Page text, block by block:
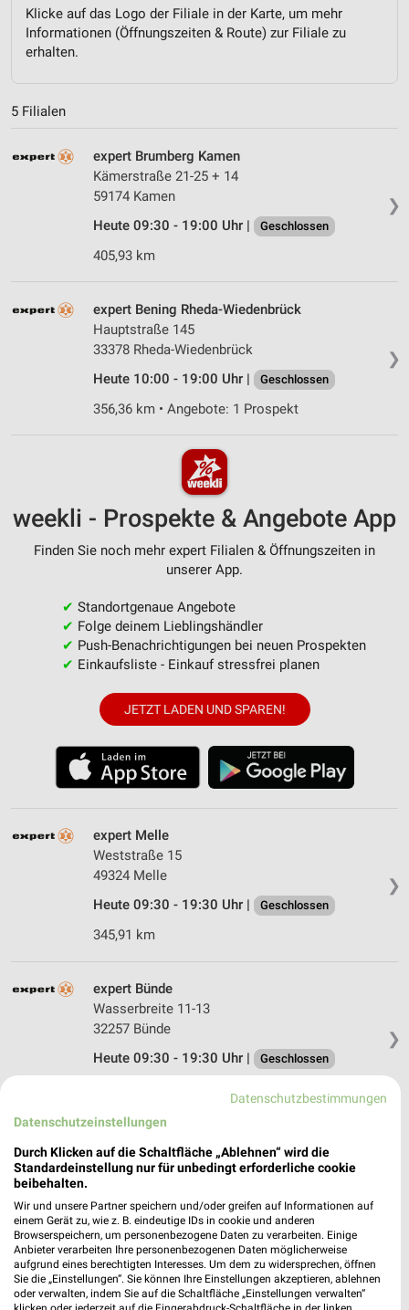
Klicke auf das Logo der Filiale in der Karte, um mehr
Informationen (Öffnungszeiten & Route) zur Filiale zu
erhalten.
5 Filialen
❯
expert Brumberg Kamen
Kämerstraße 21-25 + 14
59174 Kamen
Heute 09:30 - 19:00 Uhr |
Geschlossen
405,93 km
❯
expert Bening Rheda-Wiedenbrück
Hauptstraße 145
33378 Rheda-Wiedenbrück
Heute 10:00 - 19:00 Uhr |
Geschlossen
356,36 km • Angebote: 1 Prospekt
weekli - Prospekte & Angebote App
Finden Sie noch mehr expert Filialen & Öffnungszeiten in
unserer App.
✔ Standortgenaue Angebote
✔ Folge deinem Lieblingshändler
✔ Push-Benachrichtigungen bei neuen Prospekten
✔ Einkaufsliste - Einkauf stressfrei planen
JETZT LADEN UND SPAREN!
❯
expert Melle
Weststraße 15
49324 Melle
Heute 09:30 - 19:30 Uhr |
Geschlossen
345,91 km
❯
expert Bünde
Wasserbreite 11-13
32257 Bünde
Heute 09:30 - 19:30 Uhr |
Geschlossen
Datenschutzbestimmungen
Datenschutzeinstellungen
Durch Klicken auf die Schaltfläche „Ablehnen“ wird die
Standardeinstellung nur für unbedingt erforderliche cookie
beibehalten.
Wir und unsere Partner speichern und/oder greifen auf Informationen auf
einem Gerät zu, wie z. B. eindeutige IDs in cookie und anderen
Browserspeichern, um personenbezogene Daten zu verarbeiten. Einige
Anbieter verarbeiten Ihre personenbezogenen Daten möglicherweise
aufgrund eines berechtigten Interesses. Um dem zu widersprechen, öffnen
Sie die „Einstellungen“. Sie können Ihre Einstellungen akzeptieren, ablehnen
oder verwalten, indem Sie auf die Schaltfläche „Einstellungen verwalten“